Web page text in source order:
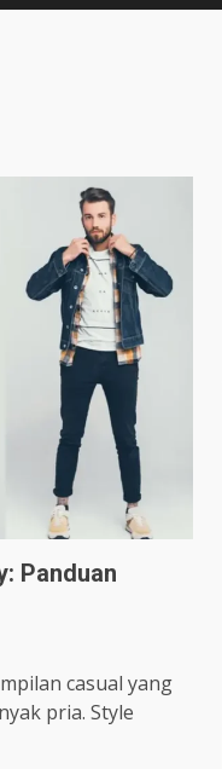
Panduan
casual yang
pria. Style